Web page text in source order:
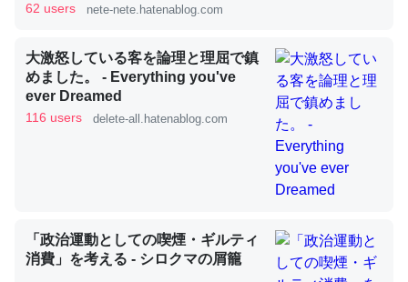
これを元に考えるとカルシウムを大量に使う脊椎動物と貝
類は苦労してるんだな…。腹足類だと殻を無くしてナメク
ジになったり努力してるし。
─ニュース :: 【研究発表】昆虫学の大問題＝「昆虫はなぜ海にいな
ウチもEchoを実家に置いて４年。でたまに覗いてる。ぼ
62 users nete-nete.hatenablog.com
大激怒している客を論理と理屈で鎮
めました。 - Everything you've
ever Dreamed
116 users delete-all.hatenablog.com
「政治運動としての喫煙・ギルティ
消費」を考える - シロクマの屑籠